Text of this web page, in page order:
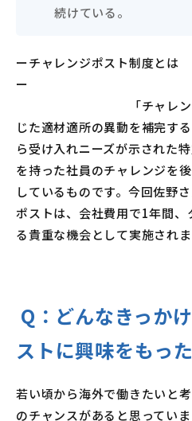
続けている。
ーチャレンジポスト制度とは
「チャレンジポス
じた適材適所の異動を補完す
ら受け入れニーズが示された
を持った社員のチャレンジを
しているものです。今回佐野
ポストは、会社費用で1年間
る貴重な機会として実施されま
Q： どんなきっか
ストに興味をもっ
若い頃から海外で働きたいと
のチャンスがあると思ってい